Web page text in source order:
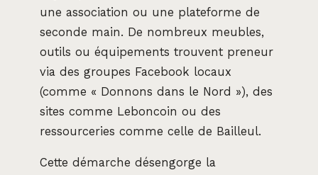
une association ou une plateforme de
seconde main. De nombreux meubles,
outils ou équipements trouvent preneur
via des groupes Facebook locaux
(comme « Donnons dans le Nord »), des
sites comme Leboncoin ou des
ressourceries comme celle de Bailleul.
Cette démarche désengorge la